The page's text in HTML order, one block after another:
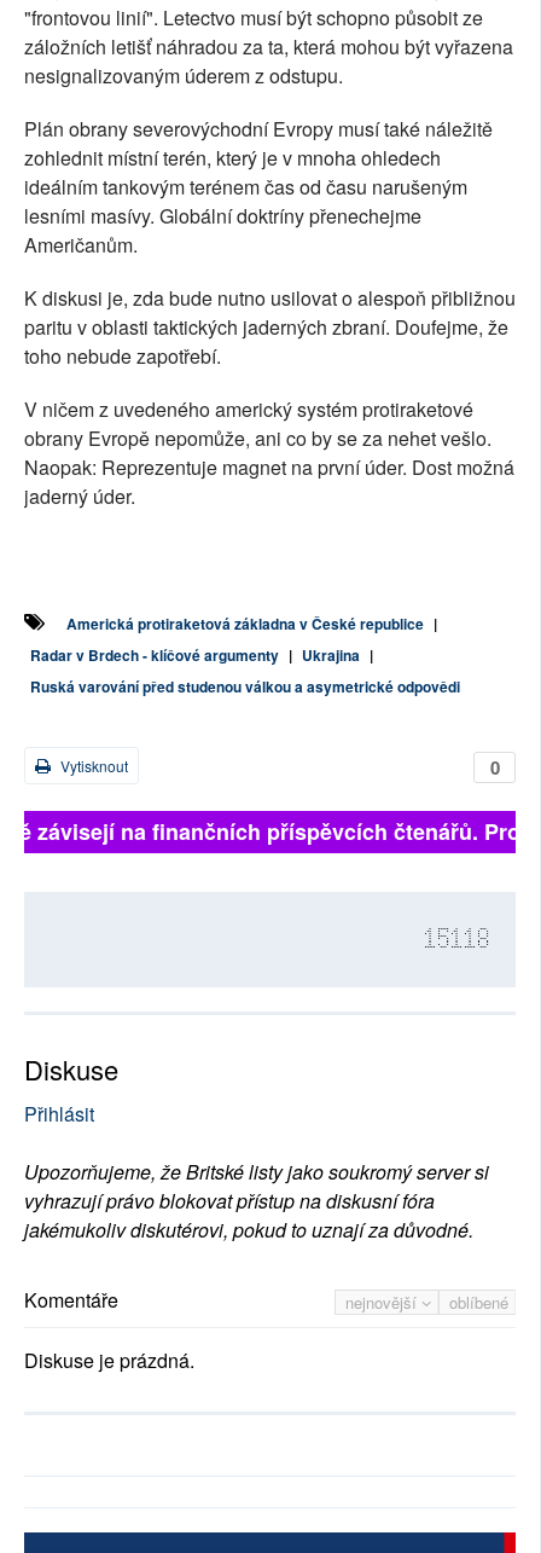
"frontovou linií". Letectvo musí být schopno působit ze
záložních letišť náhradou za ta, která mohou být vyřazena
nesignalizovaným úderem z odstupu.
Plán obrany severovýchodní Evropy musí také náležitě
zohlednit místní terén, který je v mnoha ohledech
ideálním tankovým terénem čas od času narušeným
lesními masívy. Globální doktríny přenechejme
Američanům.
K diskusi je, zda bude nutno usilovat o alespoň přibližnou
paritu v oblasti taktických jaderných zbraní. Doufejme, že
toho nebude zapotřebí.
V ničem z uvedeného americký systém protiraketové
obrany Evropě nepomůže, ani co by se za nehet vešlo.
Naopak: Reprezentuje magnet na první úder. Dost možná
jaderný úder.
Americká protiraketová základna v České republice |
Radar v Brdech - klíčové argumenty | Ukrajina |
Ruská varování před studenou válkou a asymetrické odpovědi
0
Vytisknout
závisejí na finančních příspěvcích čtenářů.
15118
Diskuse
Přihlásit
Upozorňujeme, že Britské listy jako soukromý server si
vyhrazují právo blokovat přístup na diskusní fóra
jakémukoliv diskutérovi, pokud to uznají za důvodné.
nejnovější oblíbené
Komentáře
Diskuse je prázdná.